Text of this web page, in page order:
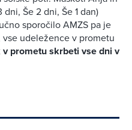
Še 2 dni, Še 1 dan)
sporočilo AMZS pa je
udeležence v prometu
prometu skrbeti vse dni v